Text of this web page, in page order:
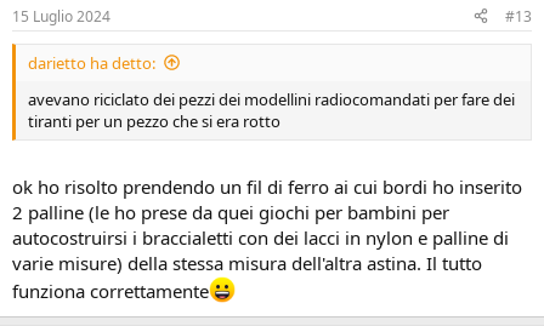
15 Luglio 2024 #13
darietto ha detto:
avevano riciclato dei pezzi dei modellini radiocomandati per fare dei
tiranti per un pezzo che si era rotto
ok ho risolto prendendo un fil di ferro ai cui bordi ho inserito
2 palline (le ho prese da quei giochi per bambini per
autocostruirsi i braccialetti con dei lacci in nylon e palline di
varie misure) della stessa misura dell'altra astina. Il tutto
funziona correttamente